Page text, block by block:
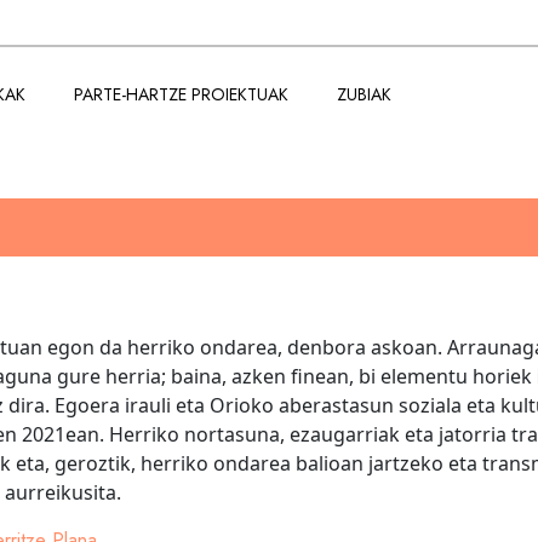
PARTE-HARTZE PROIEKTUAK ZUBIAK
egon da herriko ondarea, denbora askoan.
gure herria; baina, azken finean, bi elementu
dira. Egoera irauli eta Orioko aberastasun soziala eta
2021ean. Herriko nortasuna, ezaugarriak eta jatorria
eta, geroztik, herriko ondarea balioan jartzeko eta
aurreikusita.